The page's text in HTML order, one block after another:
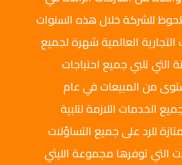
للشركة خلال هذه السنوات
العالمية شهرة لجميع
التي تلبي جميع احتياجات
من المبيعات في عام
الخدمات اللازمة لتلبية
للرد على جميع التساؤلات
التي توفرها مجموعة الليثي